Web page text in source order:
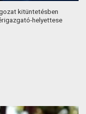
kitüntetésben
helyettese